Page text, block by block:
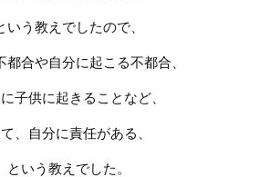
いう教えでしたので、
都合や自分に起こる不都合、
子供に起きることなど、
、自分に責任がある、
という教えでした。